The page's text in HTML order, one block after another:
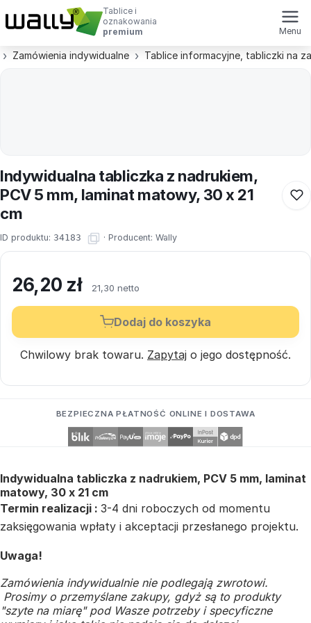
Tablice i
oznakowania
premium
Menu
Zamówienia indywidualne Tablice informacyjne, tabliczki na
Indywidualna tabliczka z nadrukiem,
PCV 5 mm, laminat matowy, 30 x 21
cm
ID produktu: 34183 · Producent: Wally
26,20 zł 21,30 netto
Dodaj do koszyka
Chwilowy brak towaru. Zapytaj o jego dostępność.
BEZPIECZNA PŁATNOŚĆ ONLINE I DOSTAWA
Indywidualna tabliczka z nadrukiem, PCV 5 mm, laminat
matowy, 30 x 21 cm
Termin realizacji : 3-4 dni roboczych od momentu
zaksięgowania wpłaty i akceptacji przesłanego projektu.
Uwaga!
Zamówienia indywidualnie nie podlegają zwrotowi.
Prosimy o przemyślane zakupy, gdyż są to produkty
"szyte na miarę" pod Wasze potrzeby i specyficzne